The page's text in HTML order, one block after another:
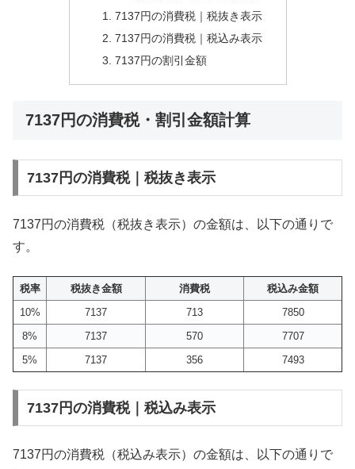
7137円の消費税｜税抜き表示
7137円の消費税｜税込み表示
7137円の割引金額
7137円の消費税・割引金額計算
7137円の消費税｜税抜き表示
7137円の消費税（税抜き表示）の金額は、以下の通りで
す。
税率 税抜き金額 消費税
税込み金額
10%
7137 713
7850
8%
7137 570
7707
5%
7137 356 7493
7137円の消費税｜税込み表示
7137円の消費税（税込み表示）の金額は、以下の通りで